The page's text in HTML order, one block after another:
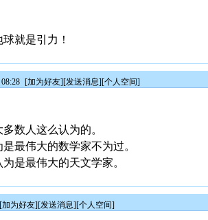
就是引力！
[加为好友][发送消息][个人空间]
数人这么认为的。
最伟大的数学家不为过。
是最伟大的天文学家。
[加为好友][发送消息][个人空间]